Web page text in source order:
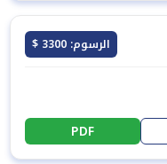
الرسوم: 3300 $
PDF